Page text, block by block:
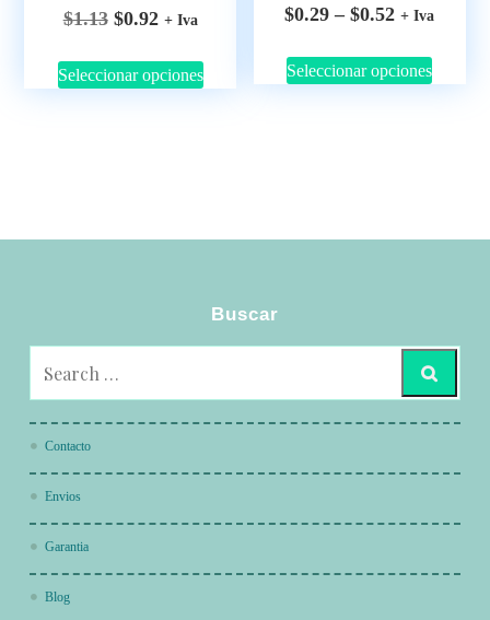
$1.13 $0.92 + Iva
Seleccionar opciones
$0.29 – $0.52 + Iva
Seleccionar opciones
Buscar
Contacto
Envios
Garantia
Blog